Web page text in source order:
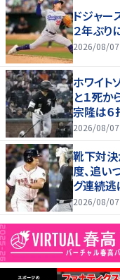
ドジャー
２年ぶ
2026/08/
ホワイ
と１死
宗隆は６
2026/08/
靴下対決
度、追い
グ連続
2026/08/